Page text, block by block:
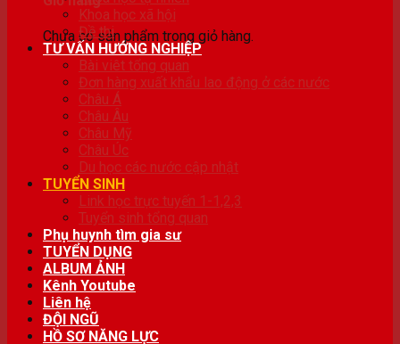
Chưa có sản phẩm trong giỏ hàng.
Khoa học xã hội
Đề thi
TƯ VẤN HƯỚNG NGHIỆP
Bài viêt tổng quan
Đơn hàng xuất khẩu lao động ở các nước
Châu Á
Châu Âu
Châu Mỹ
Châu Úc
Du học các nước cập nhật
TUYỂN SINH
Link học trực tuyến 1-1,2,3
Tuyển sinh tổng quan
Phụ huynh tìm gia sư
TUYỂN DỤNG
ALBUM ẢNH
Kênh Youtube
Liên hệ
ĐỘI NGŨ
HỒ SƠ NĂNG LỰC